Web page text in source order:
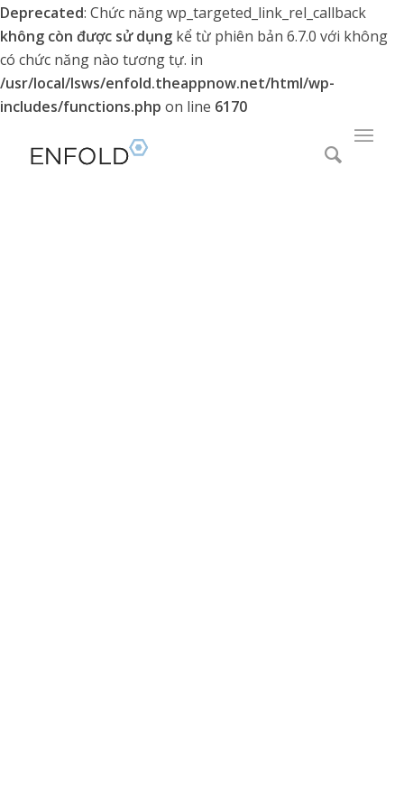
Deprecated: Chức năng wp_targeted_link_rel_callback
không còn được sử dụng kể từ phiên bản 6.7.0 với không
có chức năng nào tương tự. in
/usr/local/lsws/enfold.theappnow.net/html/wp-
includes/functions.php on line 6170